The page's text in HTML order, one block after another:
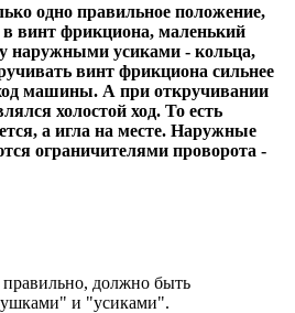
одно правильное положение,
винт фрикциона, маленький
наружными усиками - кольца,
винт фрикциона сильнее
машины. А при откручивании
холостой ход. То есть
а игла на месте. Наружные
ограничителями проворота -
правильно, должно быть
и "усиками".